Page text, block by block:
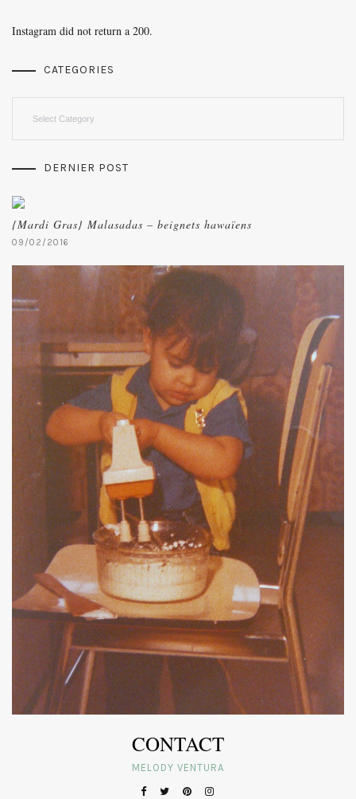
Instagram did not return a 200.
CATEGORIES
DERNIER POST
{Mardi Gras} Malasadas – beignets hawaïens
09/02/2016
CONTACT
MELODY VENTURA